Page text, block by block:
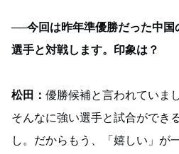
──今回は昨年準優勝だった中国
選手と対戦します。印象は？
松田： 優勝候補と言われていま
そんなに強い選手と試合ができ
し。だからもう、「嬉しい」が